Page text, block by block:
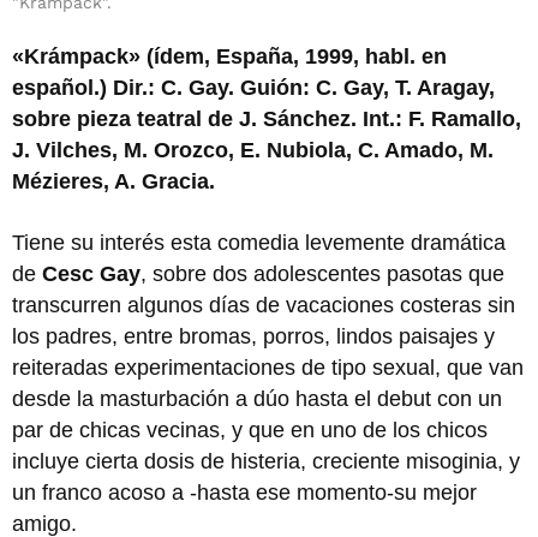
«Krámpack» (ídem, España, 1999, habl. en
español.) Dir.: C. Gay. Guión: C. Gay, T. Aragay,
sobre pieza teatral de J. Sánchez. Int.: F. Ramallo,
J. Vilches, M. Orozco, E. Nubiola, C. Amado, M.
Mézieres, A. Gracia.
Tiene su interés esta comedia levemente dramática
de Cesc Gay, sobre dos adolescentes pasotas que
transcurren algunos días de vacaciones costeras sin
los padres, entre bromas, porros, lindos paisajes y
reiteradas experimentaciones de tipo sexual, que van
desde la masturbación a dúo hasta el debut con un
par de chicas vecinas, y que en uno de los chicos
incluye cierta dosis de histeria, creciente misoginia, y
un franco acoso a -hasta ese momento-su mejor
amigo.